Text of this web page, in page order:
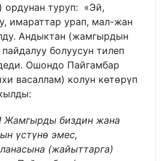
ордунан туруп: «Эй,
имараттар урап, мал-жан
Андыктан (жамгырдын
болуусун тилеп
Ошондо Пайгамбар
васаллам) колун көтөрүп
Жамгырды биздин жана
үстүнө эмес,
(жайыттарга)